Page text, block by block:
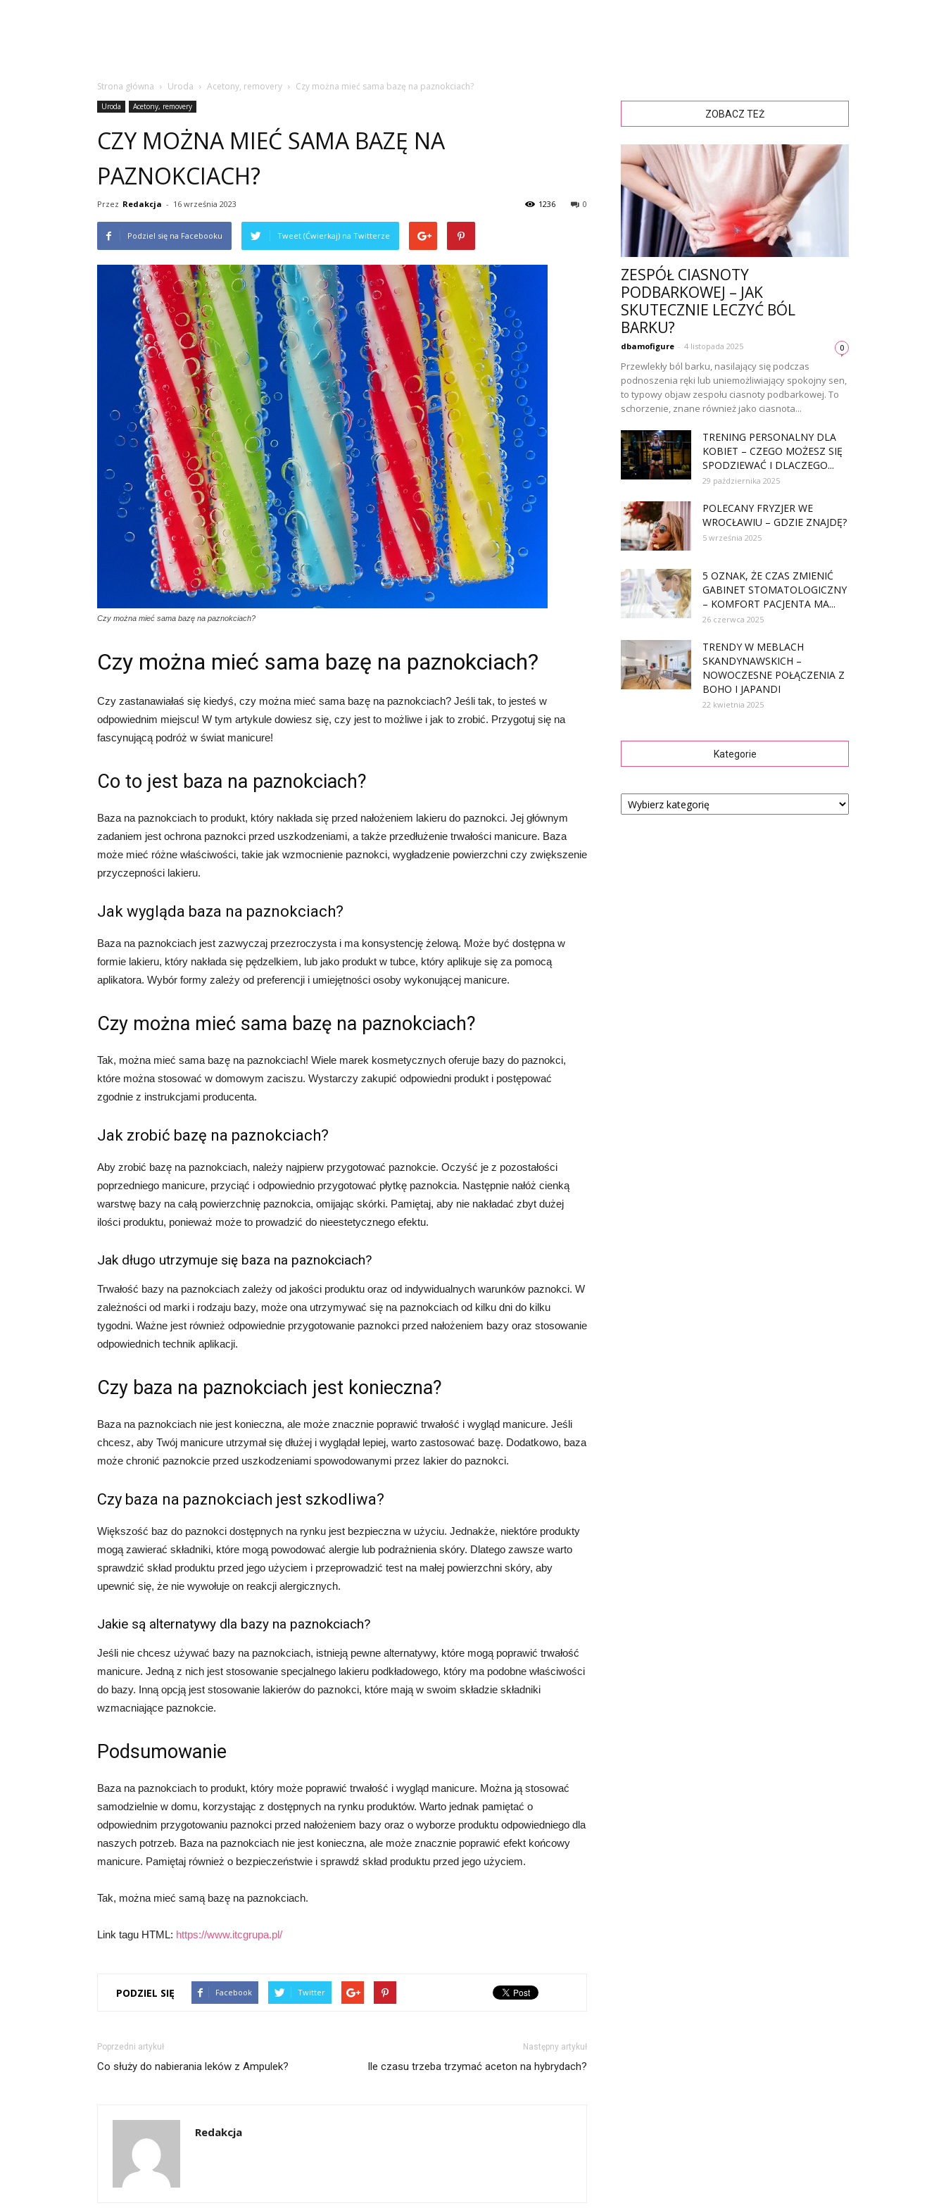
Strona główna Uroda Acetony, removery Czy można mieć sama bazę na paznokciach?
Uroda Acetony, removery
CZY MOŻNA MIEĆ SAMA BAZĘ NA
PAZNOKCIACH?
Przez Redakcja - 16 września 2023 0
1236
Podziel się na Facebooku Tweet (Ćwierkaj) na Twitterze
Czy można mieć sama bazę na paznokciach?
Czy można mieć sama bazę na paznokciach?
Czy zastanawiałaś się kiedyś, czy można mieć sama bazę na paznokciach? Jeśli tak, to jesteś w
odpowiednim miejscu! W tym artykule dowiesz się, czy jest to możliwe i jak to zrobić. Przygotuj się na
fascynującą podróż w świat manicure!
Co to jest baza na paznokciach?
Baza na paznokciach to produkt, który nakłada się przed nałożeniem lakieru do paznokci. Jej głównym
zadaniem jest ochrona paznokci przed uszkodzeniami, a także przedłużenie trwałości manicure. Baza
może mieć różne właściwości, takie jak wzmocnienie paznokci, wygładzenie powierzchni czy zwiększenie
przyczepności lakieru.
Jak wygląda baza na paznokciach?
Baza na paznokciach jest zazwyczaj przezroczysta i ma konsystencję żelową. Może być dostępna w
formie lakieru, który nakłada się pędzelkiem, lub jako produkt w tubce, który aplikuje się za pomocą
aplikatora. Wybór formy zależy od preferencji i umiejętności osoby wykonującej manicure.
Czy można mieć sama bazę na paznokciach?
Tak, można mieć sama bazę na paznokciach! Wiele marek kosmetycznych oferuje bazy do paznokci,
które można stosować w domowym zaciszu. Wystarczy zakupić odpowiedni produkt i postępować
zgodnie z instrukcjami producenta.
Jak zrobić bazę na paznokciach?
Aby zrobić bazę na paznokciach, należy najpierw przygotować paznokcie. Oczyść je z pozostałości
poprzedniego manicure, przyciąć i odpowiednio przygotować płytkę paznokcia. Następnie nałóż cienką
warstwę bazy na całą powierzchnię paznokcia, omijając skórki. Pamiętaj, aby nie nakładać zbyt dużej
ilości produktu, ponieważ może to prowadzić do nieestetycznego efektu.
Jak długo utrzymuje się baza na paznokciach?
Trwałość bazy na paznokciach zależy od jakości produktu oraz od indywidualnych warunków paznokci. W
zależności od marki i rodzaju bazy, może ona utrzymywać się na paznokciach od kilku dni do kilku
tygodni. Ważne jest również odpowiednie przygotowanie paznokci przed nałożeniem bazy oraz stosowanie
odpowiednich technik aplikacji.
Czy baza na paznokciach jest konieczna?
Baza na paznokciach nie jest konieczna, ale może znacznie poprawić trwałość i wygląd manicure. Jeśli
chcesz, aby Twój manicure utrzymał się dłużej i wyglądał lepiej, warto zastosować bazę. Dodatkowo, baza
może chronić paznokcie przed uszkodzeniami spowodowanymi przez lakier do paznokci.
Czy baza na paznokciach jest szkodliwa?
Większość baz do paznokci dostępnych na rynku jest bezpieczna w użyciu. Jednakże, niektóre produkty
mogą zawierać składniki, które mogą powodować alergie lub podrażnienia skóry. Dlatego zawsze warto
sprawdzić skład produktu przed jego użyciem i przeprowadzić test na małej powierzchni skóry, aby
upewnić się, że nie wywołuje on reakcji alergicznych.
Jakie są alternatywy dla bazy na paznokciach?
Jeśli nie chcesz używać bazy na paznokciach, istnieją pewne alternatywy, które mogą poprawić trwałość
manicure. Jedną z nich jest stosowanie specjalnego lakieru podkładowego, który ma podobne właściwości
do bazy. Inną opcją jest stosowanie lakierów do paznokci, które mają w swoim składzie składniki
wzmacniające paznokcie.
Podsumowanie
Baza na paznokciach to produkt, który może poprawić trwałość i wygląd manicure. Można ją stosować
samodzielnie w domu, korzystając z dostępnych na rynku produktów. Warto jednak pamiętać o
odpowiednim przygotowaniu paznokci przed nałożeniem bazy oraz o wyborze produktu odpowiedniego dla
naszych potrzeb. Baza na paznokciach nie jest konieczna, ale może znacznie poprawić efekt końcowy
manicure. Pamiętaj również o bezpieczeństwie i sprawdź skład produktu przed jego użyciem.
Tak, można mieć samą bazę na paznokciach.
Link tagu HTML: https://www.itcgrupa.pl/
PODZIEL SIĘ Facebook Twitter
Poprzedni artykuł
Co służy do nabierania leków z Ampulek?
Następny artykuł
Ile czasu trzeba trzymać aceton na hybrydach?
Redakcja
ZOBACZ TEŻ
ZESPÓŁ CIASNOTY
PODBARKOWEJ – JAK
SKUTECZNIE LECZYĆ BÓL
BARKU?
dbamofigure - 4 listopada 2025 0
Przewlekły ból barku, nasilający się podczas
podnoszenia ręki lub uniemożliwiający spokojny sen,
to typowy objaw zespołu ciasnoty podbarkowej. To
schorzenie, znane również jako ciasnota...
TRENING PERSONALNY DLA
KOBIET – CZEGO MOŻESZ SIĘ
SPODZIEWAĆ I DLACZEGO...
29 października 2025
POLECANY FRYZJER WE
WROCŁAWIU – GDZIE ZNAJDĘ?
5 września 2025
5 OZNAK, ŻE CZAS ZMIENIĆ
GABINET STOMATOLOGICZNY
– KOMFORT PACJENTA MA...
26 czerwca 2025
TRENDY W MEBLACH
SKANDYNAWSKICH –
NOWOCZESNE POŁĄCZENIA Z
BOHO I JAPANDI
22 kwietnia 2025
Kategorie
Kategorie